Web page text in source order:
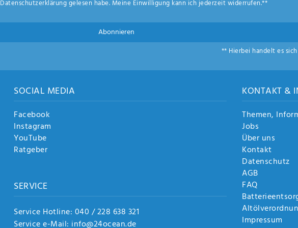
Daten­schutz­erklärunggelesen habe. Meine Einwilligung kann ich jederzeit widerrufen.**
Abonnieren
** Hierbei handelt es
SOCIAL MEDIA
Facebook
Instagram
YouTube
Ratgeber
SERVICE
Service Hotline: 040 / 228 638 321
Service e-Mail: info@24ocean.de
KONTAKT &
Themen,
Jobs
Über uns
Kontakt
Datenschutz
AGB
FAQ
Impressum